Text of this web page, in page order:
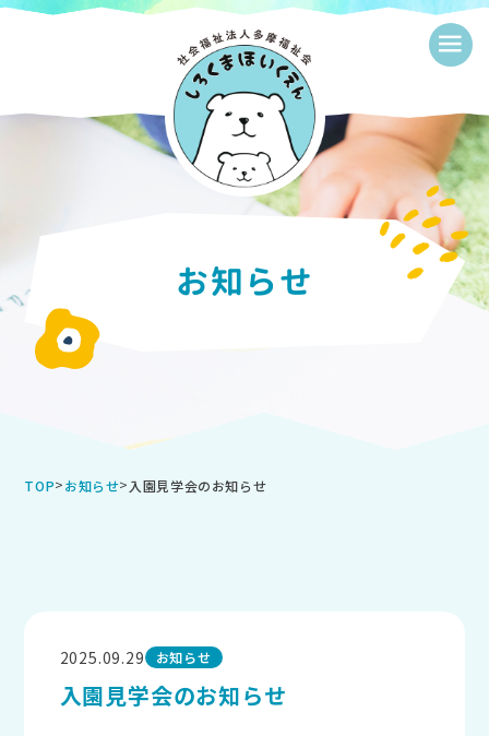
≡
お知らせ
TOP>お知らせ> 入園見学会のお知らせ
2025.09.29 お知らせ
入園見学会のお知らせ